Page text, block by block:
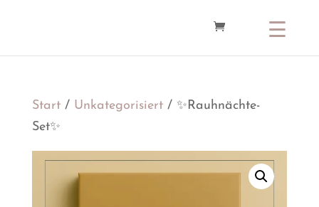
Start/ Unkategorisiert/ ✨Rauhnächte-
Set✨